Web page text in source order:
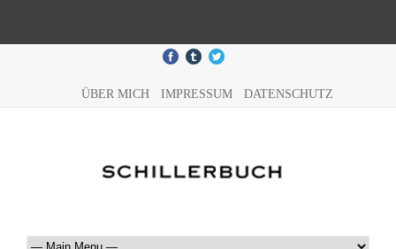
ÜBER MICH IMPRESSUM DATENSCHUTZ